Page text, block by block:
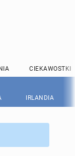
CIEKAWOSTKI
IRLANDIA